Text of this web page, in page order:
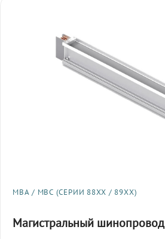
МВА / МВС (СЕРИИ 88XX / 89XX)
Магистральный шинопровод